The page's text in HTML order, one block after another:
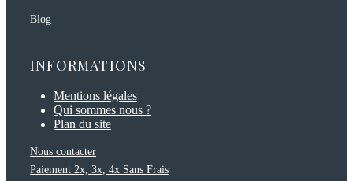
Blog
INFORMATIONS
Mentions légales
Qui sommes nous ?
Plan du site
Nous contacter
Paiement 2x, 3x, 4x Sans Frais